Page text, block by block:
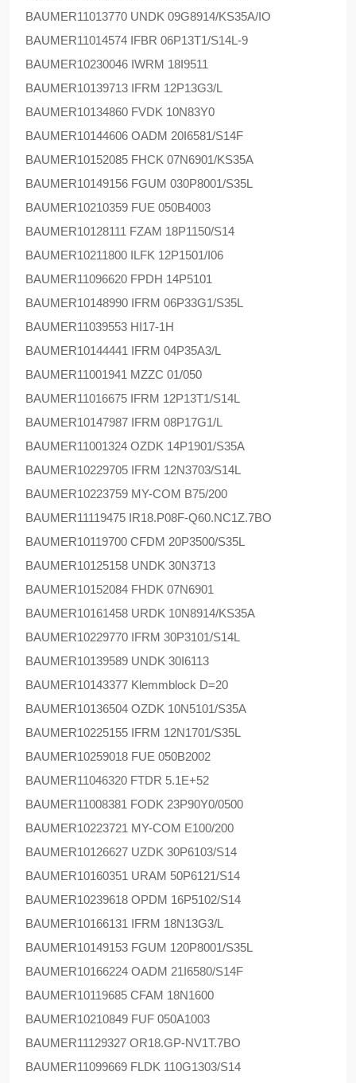
BAUMER11013770 UNDK 09G8914/KS35A/IO
BAUMER11014574 IFBR 06P13T1/S14L-9
BAUMER10230046 IWRM 18I9511
BAUMER10139713 IFRM 12P13G3/L
BAUMER10134860 FVDK 10N83Y0
BAUMER10144606 OADM 20I6581/S14F
BAUMER10152085 FHCK 07N6901/KS35A
BAUMER10149156 FGUM 030P8001/S35L
BAUMER10210359 FUE 050B4003
BAUMER10128111 FZAM 18P1150/S14
BAUMER10211800 ILFK 12P1501/I06
BAUMER11096620 FPDH 14P5101
BAUMER10148990 IFRM 06P33G1/S35L
BAUMER11039553 HI17-1H
BAUMER10144441 IFRM 04P35A3/L
BAUMER11001941 MZZC 01/050
BAUMER11016675 IFRM 12P13T1/S14L
BAUMER10147987 IFRM 08P17G1/L
BAUMER11001324 OZDK 14P1901/S35A
BAUMER10229705 IFRM 12N3703/S14L
BAUMER10223759 MY-COM B75/200
BAUMER11119475 IR18.P08F-Q60.NC1Z.7BO
BAUMER10119700 CFDM 20P3500/S35L
BAUMER10125158 UNDK 30N3713
BAUMER10152084 FHDK 07N6901
BAUMER10161458 URDK 10N8914/KS35A
BAUMER10229770 IFRM 30P3101/S14L
BAUMER10139589 UNDK 30I6113
BAUMER10143377 Klemmblock D=20
BAUMER10136504 OZDK 10N5101/S35A
BAUMER10225155 IFRM 12N1701/S35L
BAUMER10259018 FUE 050B2002
BAUMER11046320 FTDR 5.1E+52
BAUMER11008381 FODK 23P90Y0/0500
BAUMER10223721 MY-COM E100/200
BAUMER10126627 UZDK 30P6103/S14
BAUMER10160351 URAM 50P6121/S14
BAUMER10239618 OPDM 16P5102/S14
BAUMER10166131 IFRM 18N13G3/L
BAUMER10149153 FGUM 120P8001/S35L
BAUMER10166224 OADM 21I6580/S14F
BAUMER10119685 CFAM 18N1600
BAUMER10210849 FUF 050A1003
BAUMER11129327 OR18.GP-NV1T.7BO
BAUMER11099669 FLDK 110G1303/S14